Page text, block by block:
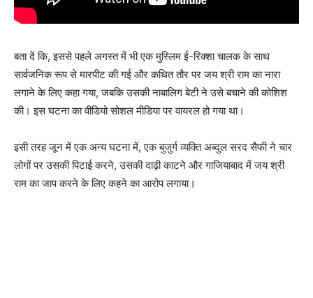
बता दें कि, इससे पहले अगस्त में भी एक मुस्लिम ई-रिक्शा चालक के साथ
सार्वजनिक रूप से मारपीट की गई और कथित तौर पर जय श्री राम का नारा
लगाने के लिए कहा गया, जबकि उसकी नाबालिग बेटी ने उसे बचाने की कोशिश
की। इस घटना का वीडियो सोशल मीडिया पर वायरल हो गया था।
इसी तरह जून में एक अन्य घटना में, एक बुजुर्ग व्यक्ति अब्दुल सरद सैफी ने चार
लोगों पर उसकी पिटाई करने, उसकी दाढ़ी काटने और गाजियाबाद में जय श्री
राम का जाप करने के लिए कहने का आरोप लगाया।